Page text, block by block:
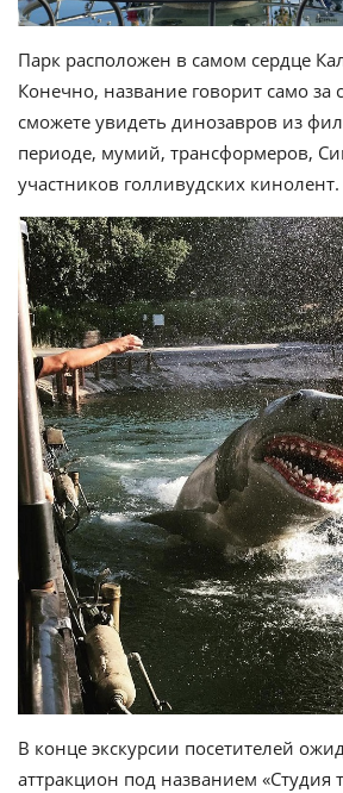
Парк расположен в самом сердце
Конечно, название говорит само за
сможете увидеть динозавров из
периоде, мумий, трансформеров,
участников голливудских кинолент.
В конце экскурсии посетителей
аттракцион под названием «Студия